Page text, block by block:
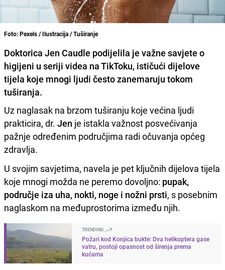
Foto: Pexels / Ilustracija / Tuširanje
Doktorica Jen Caudle podijelila je važne savjete o
higijeni u seriji videa na TikToku, ističući dijelove
tijela koje mnogi ljudi često zanemaruju tokom
tuširanja.
Uz naglasak na brzom tuširanju koje većina ljudi
prakticira, dr. Jen je istakla važnost posvećivanja
pažnje određenim područjima radi očuvanja općeg
zdravlja.
U svojim savjetima, navela je pet ključnih dijelova tijela
koje mnogi možda ne peremo dovoljno: pupak,
područje iza uha, nokti, noge i nožni prsti, s posebnim
naglaskom na međuprostorima između njih.
TRENDING
Požari kod Konjica bukte: Dva helikoptera gase
vatru, postoji opasnost od širenja prema
kućama